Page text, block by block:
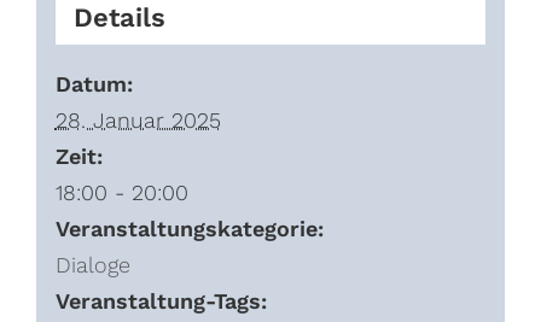
Details
Datum:
28. Januar 2025
Zeit:
18:00 - 20:00
Veranstaltungskategorie:
Dialoge
Veranstaltung-Tags: